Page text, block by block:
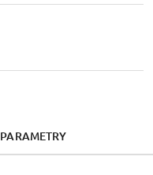
PARAMETRY